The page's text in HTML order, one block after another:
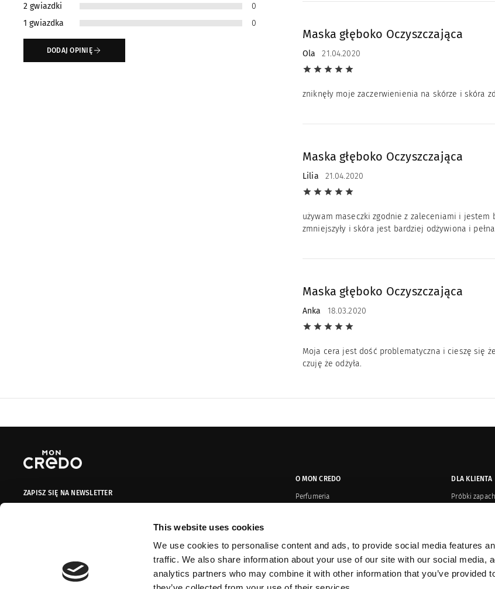
This website uses cookies
We use cookies to personalise content and ads, to provide social media features
traffic. We also share information about your use of our site with our social media,
analytics partners who may combine it with other information that you’ve provided
2 gwiazdki
0
1 gwiazdka
0
DODAJ OPINIĘ
Maska głęboko Oczyszczająca
Ola 21.04.2020
zniknęły moje zaczerwienienia na skórze i skóra
Maska głęboko Oczyszczająca
Lilia 21.04.2020
używam maseczki zgodnie z zaleceniami i
zmniejszyły i skóra jest bardziej odżywiona i
Maska głęboko Oczyszczająca
Anka 18.03.2020
Moja cera jest dość problematyczna i cieszę się
czuję że odżyła.
ZAPISZ SIĘ NA NEWSLETTER
ZAPISZ SIĘ
Wyrażam zgodę na przetwarzanie przez Mon Credo moich danych
osobowych w zawartych w formularzu kontaktowym na potrzeby
O MON CREDO
Perfumeria
Kontakt
Dystrybucja
Sprzedaż korporacyjna
DLA KLIENTA
Próbki
Karty